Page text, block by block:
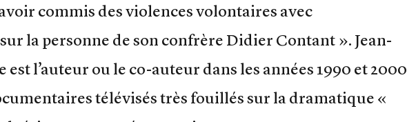
commis des violences volontaires avec
la personne de son confrère Didier Contant ». Jean-
est l’auteur ou le co-auteur dans les années 1990 et 2000
télévisés très fouillés sur la dramatique «